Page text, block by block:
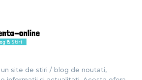
site de stiri / blog de noutati,